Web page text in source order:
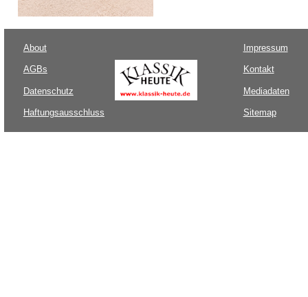
About
AGBs
Datenschutz
Haftungsausschluss
Impressum
Kontakt
Mediadaten
Sitemap